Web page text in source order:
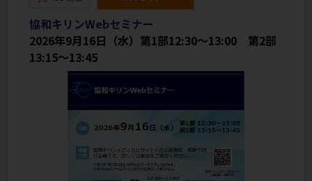
協和キリンWebセミナー
2026年9月16日（水）第1部12:30～13:00　第2部
13:15～13:45